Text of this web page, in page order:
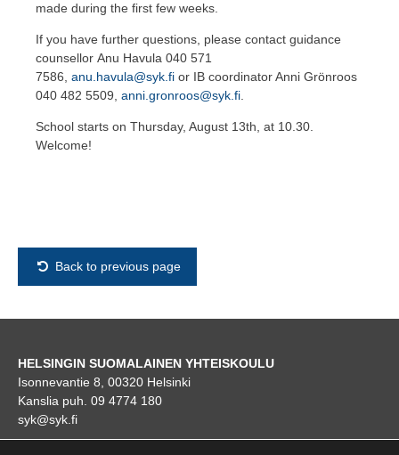
made during the first few weeks.
If you have further questions, please contact guidance
counsellor Anu Havula 040 571
7586 anu.havula@syk.fi or IB coordinator Anni Grönroos
040 482 5509, anni.gronroos@syk.fi
School starts on Thursday, August 13th , at 10.30.
Welcome!
Back to previous page
HELSINGIN SUOMALAINEN YHTEISKOULU
Isonnevantie 8, 00320 Helsinki
Kanslia puh. 09 4774 180
syk@syk.fi